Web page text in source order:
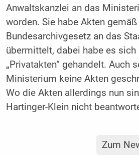
Anwaltskanzlei an das
worden. Sie habe Akten
Bundesarchivgesetz an das
übermittelt, dabei habe es sich
„Privatakten“ gehandelt. Auch
Ministerium keine Akten
Wo die Akten allerdings nun
Hartinger-Klein nicht
Zum